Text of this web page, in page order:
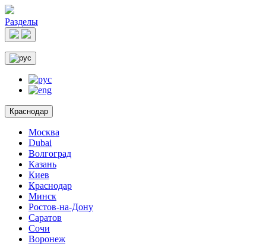
Разделы
Краснодар
Москва
Dubai
Волгоград
Казань
Киев
Краснодар
Минск
Ростов-на-Дону
Саратов
Сочи
Воронеж